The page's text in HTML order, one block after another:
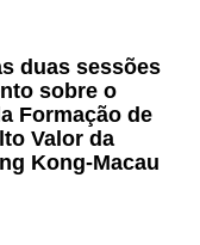
duas sessões
sobre o
Formação de
Valor da
Kong-Macau